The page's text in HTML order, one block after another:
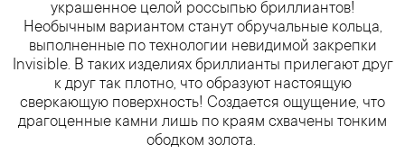
украшенное целой россыпью бриллиантов!
Необычным вариантом станут обручальные кольца,
выполненные по технологии невидимой закрепки
Invisible. В таких изделиях бриллианты прилегают друг
к друг так плотно, что образуют настоящую
сверкающую поверхность! Создается ощущение, что
драгоценные камни лишь по краям схвачены тонким
ободком золота.